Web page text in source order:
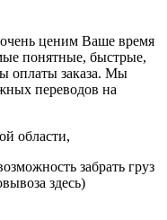
ценим Ваше время
понятные, быстрые,
оплаты заказа. Мы
переводов на
области,
забрать груз
здесь)